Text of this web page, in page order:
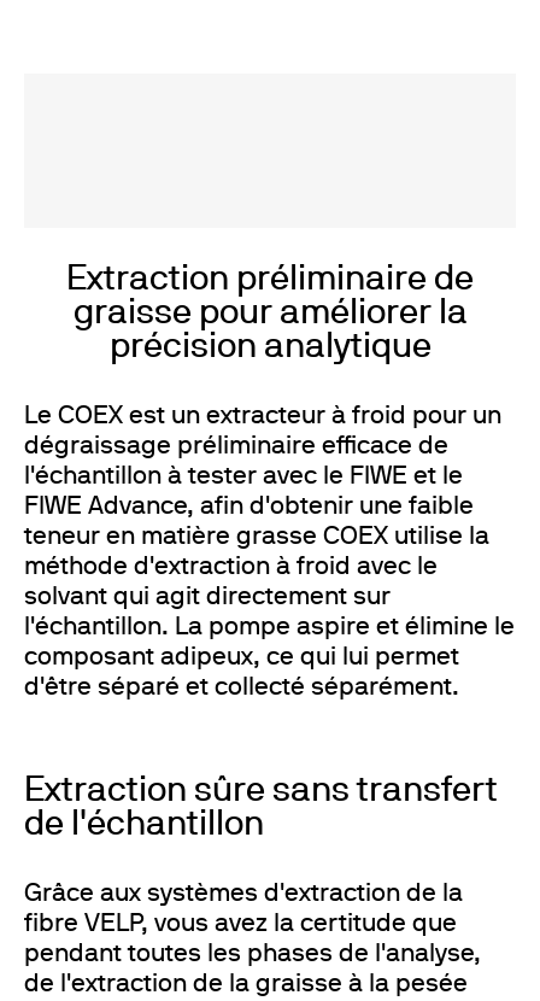
Extraction préliminaire de
graisse pour améliorer la
précision analytique
Le COEX est un extracteur à froid pour un
dégraissage préliminaire efficace de
l'échantillon à tester avec le FIWE et le
FIWE Advance, afin d'obtenir une faible
teneur en matière grasse COEX utilise la
méthode d'extraction à froid avec le
solvant qui agit directement sur
l'échantillon. La pompe aspire et élimine le
composant adipeux, ce qui lui permet
d'être séparé et collecté séparément.
Extraction sûre sans transfert
de l'échantillon
Grâce aux systèmes d'extraction de la
fibre VELP, vous avez la certitude que
pendant toutes les phases de l'analyse,
de l'extraction de la graisse à la pesée